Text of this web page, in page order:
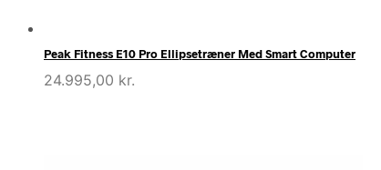
Peak Fitness E10 Pro Ellipsetræner Med Smart Computer
24.995,00 kr.